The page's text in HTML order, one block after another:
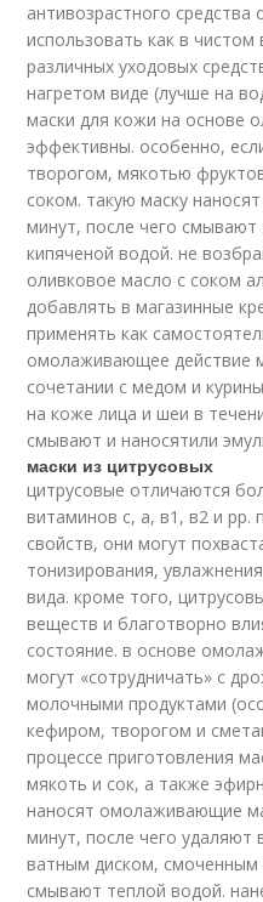
антивозрастного
использовать как в чистом
различных уходовых
нагретом виде (лучше на
маски для кожи на основе
эффективны. особенно,
творогом, мякотью
соком. такую маску
минут, после чего
кипяченой водой. не
оливковое масло с соком
добавлять в магазинные
применять как
омолаживающее действие
сочетании с медом и
на коже лица и шеи в
смывают и наносятили
маски из цитрусовых
цитрусовые отличаются
витаминов с, а, в1, в2 и
свойств, они могут
тонизирования,
вида. кроме того,
веществ и благотворно
состояние. в основе
могут «сотрудничать» с
молочными продуктами
кефиром, творогом и
процессе приготовления
мякоть и сок, а также
наносят омолаживающие
минут, после чего удаляют
ватным диском, смоченным
смывают теплой водой.